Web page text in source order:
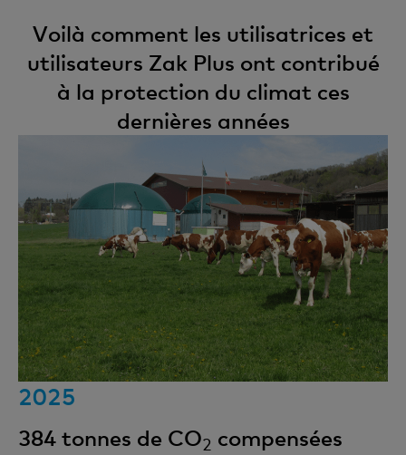
Voilà comment les utilisatrices et
utilisateurs Zak Plus ont contribué
à la protection du climat ces
dernières années
2025
384 tonnes de CO2 compensées